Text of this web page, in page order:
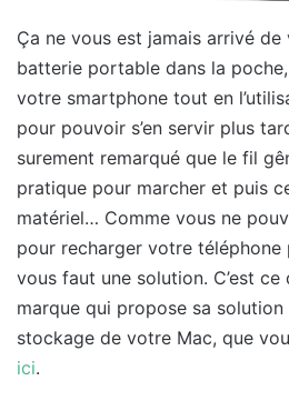
Ça ne vous est jamais arrivé
batterie portable dans la
votre smartphone tout en
pour pouvoir s’en servir plus
surement remarqué que le fil
pratique pour marcher et puis
matériel… Comme vous ne
pour recharger votre téléphone
vous faut une solution. C’est
marque qui propose sa
stockage de votre Mac, que
ici.